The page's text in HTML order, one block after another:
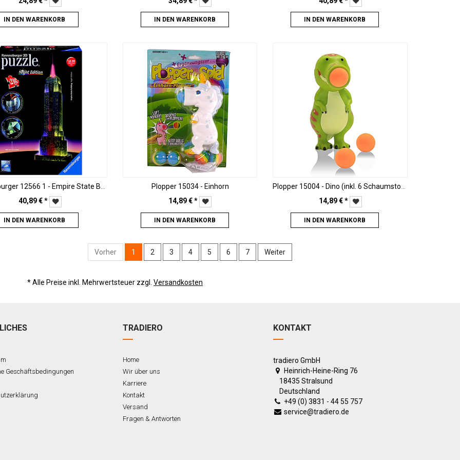
IN DEN WARENKORB IN DEN WARENKORB IN DEN WARENKORB
Ravensburger 12566 1 - Empire State Building bei Nacht
40,89€ *
IN DEN WARENKORB
Plopper 15034 - Einhorn
14,89€ *
IN DEN WARENKORB
Plopper 15004 - Dino (inkl. 6 Schaumstoffbällen)
14,89€ *
IN DEN WARENKORB
Vorher 1 2 3 4 5 6 7 Weiter
* Alle Preise inkl. Mehrwertsteuer zzgl. Versandkosten
Geschäftsbedingungen
TRADIERO
Home
Wir über uns
Karriere
Kontakt
Versand
Fragen & Antworten
KONTAKT
tradiero GmbH
Heinrich-Heine-Ring 76
18435 Stralsund
Deutschland
+49 (0) 3831 - 44 55 757
service@tradiero.de